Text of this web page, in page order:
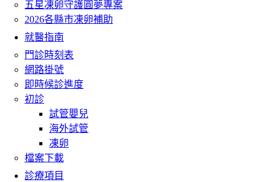
五星凍卵守護圓夢專案
2026各縣市凍卵補助
就醫指南
門診時刻表
網路掛號
即時候診進度
初診
試管嬰兒
海外試管
凍卵
檔案下載
診療項目